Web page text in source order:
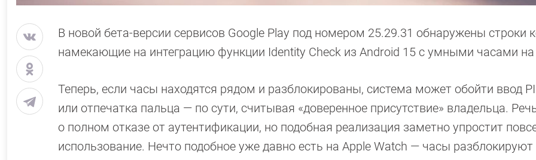
В новой бета-версии сервисов Google Play под номером 25.29.31 обнаружены строки
намекающие на интеграцию функции Identity Check из Android 15 с умными часами на
Теперь, если часы находятся рядом и разблокированы, система может обойти ввод
или отпечатка пальца — по сути, считывая «доверенное присутствие» владельца.
о полном отказе от аутентификации, но подобная реализация заметно упростит
использование. Нечто подобное уже давно есть на Apple Watch — часы разблокируют